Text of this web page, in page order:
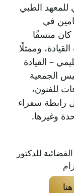
للمعهد الطبي
في
منسقًا
وممثلًا
– القيادة
الجمعية
للفنون،
رابطة سفراء
وغيرها.
للدكتور